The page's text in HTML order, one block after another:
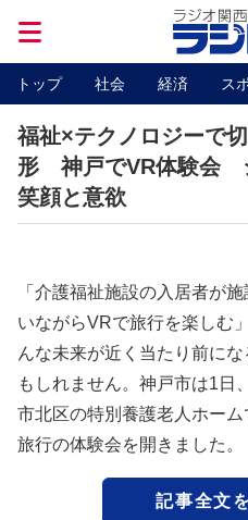
トップ 社会 経済 ス
福祉×テクノロジーで
形 神戸でVR体験会
笑顔と意欲
「介護福祉施設の入居者が施
いながらVRで旅行を楽しむ
んな未来が近く当たり前にな
もしれません。神戸市は1日
市北区の特別養護老人ホーム
旅行の体験会を開きました。
記事全文